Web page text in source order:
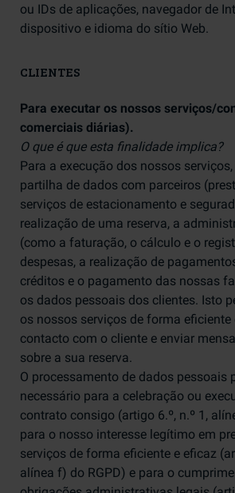
ou IDs de aplicações, navegador de
dispositivo e idioma do sítio Web.
CLIENTES
Para executar os nossos serviços/
comerciais diárias).
O que é que esta finalidade implica?
Para a execução dos nossos
partilha de dados com parceiros
serviços de estacionamento e
realização de uma reserva, a
(como a faturação, o cálculo e o
despesas, a realização de
créditos e o pagamento das nossas
os dados pessoais dos clientes. Isto
os nossos serviços de forma eficiente
contacto com o cliente e enviar
sobre a sua reserva.
O processamento de dados pessoais
necessário para a celebração ou
contrato consigo (artigo 6.º, n.º 1,
para o nosso interesse legítimo em
serviços de forma eficiente e eficaz
alínea f) do RGPD) e para o